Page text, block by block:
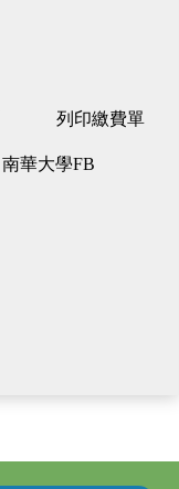
列印繳費單
南華大學FB